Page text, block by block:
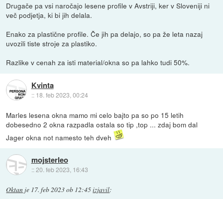
Drugače pa vsi naročajo lesene profile v Avstriji, ker v Sloveniji ni
več podjetja, ki bi jih delala.
Enako za plastične profile. Če jih pa delajo, so pa že leta nazaj
uvozili tiste stroje za plastiko.
Razlike v cenah za isti material/okna so pa lahko tudi 50%.
Kvinta
:: 18. feb 2023, 00:24
Marles lesena okna mamo mi celo bajto pa so po 15 letih
dobesedno 2 okna razpadla ostala so tip ,top ... zdaj bom dal
Jager okna not namesto teh dveh
mojsterleo
::20. feb 2023, 16:43
Oktan je 17. feb 2023 ob 12:45izjavil: